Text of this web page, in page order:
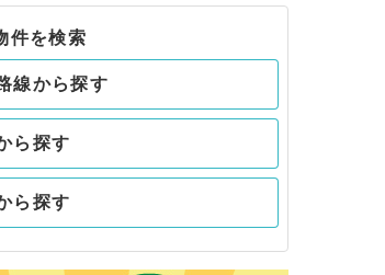
件を検索
線から探す
ら探す
ら探す